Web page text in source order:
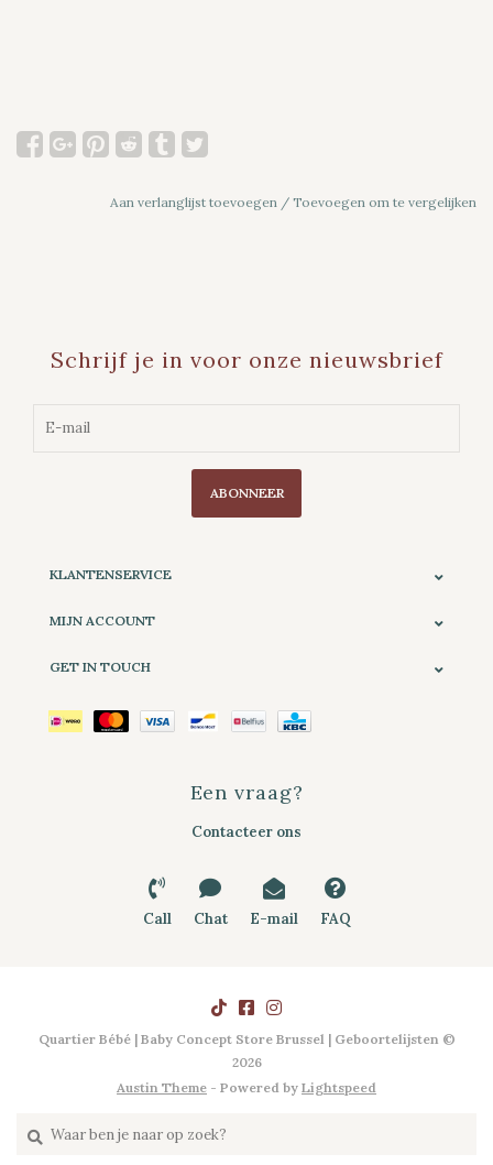
Aan verlanglijst toevoegen / Toevoegen om te vergelijken
Schrijf je in voor onze nieuwsbrief
ABONNEER
KLANTENSERVICE
MIJN ACCOUNT
GET IN TOUCH
Een vraag?
Contacteer ons
Call Chat E-mail FAQ
Quartier Bébé | Baby Concept Store Brussel | Geboortelijsten ©
2026
Austin Theme - Powered by Lightspeed